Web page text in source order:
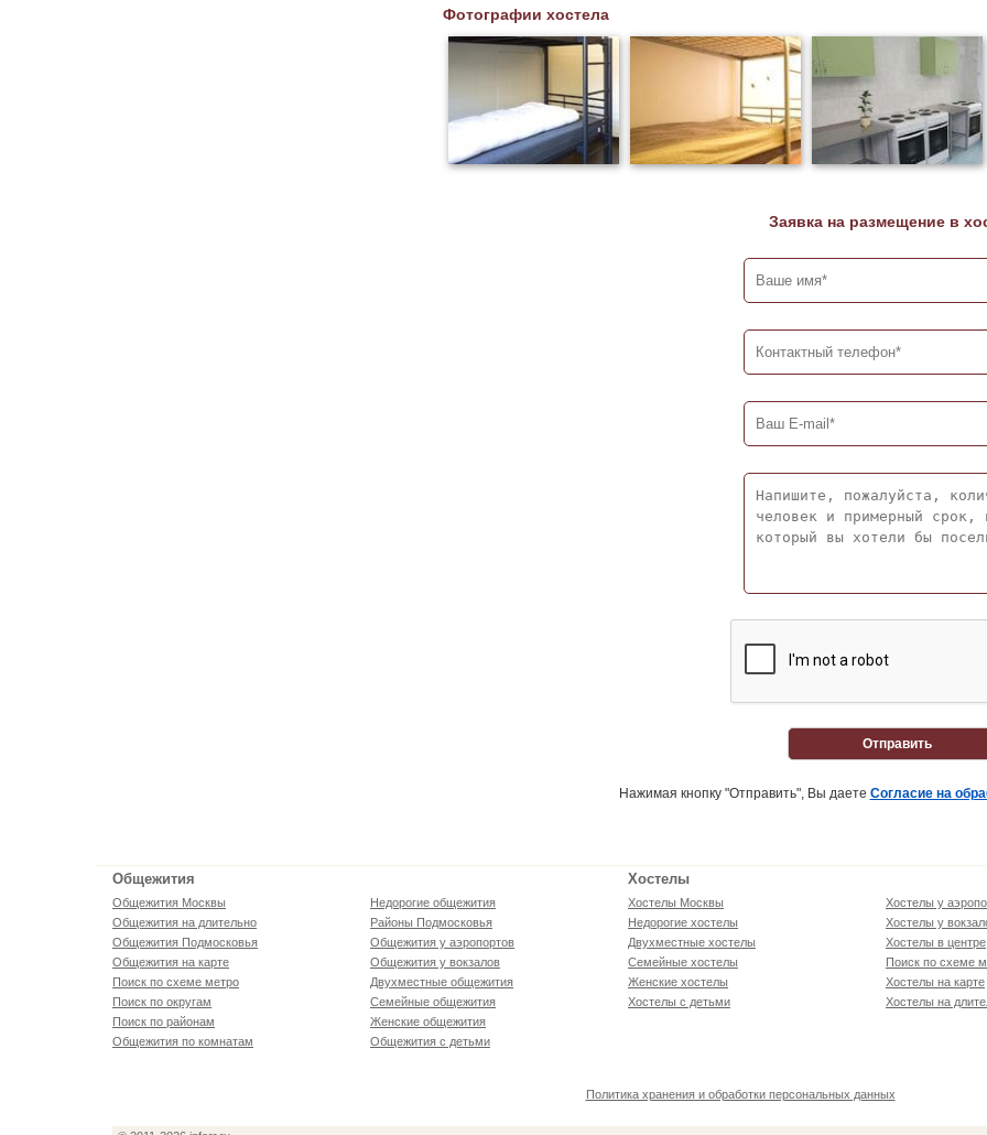
Фотографии хостела
Заявка на размещение в
Отправить
Нажимая кнопку "Отправить", Вы даете Согласие на
Общежития
Общежития Москвы
Общежития на длительно
Общежития Подмосковья
Общежития на карте
Поиск по схеме метро
Поиск по округам
Поиск по районам
Общежития по комнатам
Недорогие общежития
Районы Подмосковья
Общежития у аэропортов
Общежития у вокзалов
Двухместные общежития
Семейные общежития
Женские общежития
Общежития с детьми
Хостелы
Хостелы Москвы
Недорогие хостелы
Двухместные хостелы
Семейные хостелы
Женские хостелы
Хостелы с детьми
Хостелы у
Хостелы у
Хостелы в центре
Поиск по схеме
Хостелы на карте
Хостелы на
Политика хранения и обработки персональных данных